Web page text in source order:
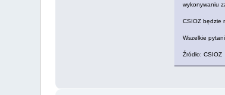
wykonywaniu
CSIOZ będzie
Wszelkie
Źródło: CSIOZ